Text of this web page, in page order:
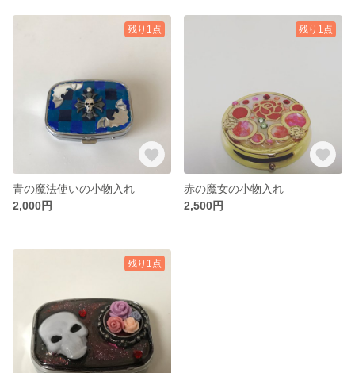
残り1点
青の魔法使いの小物入れ
2,000円
残り1点
赤の魔女の小物入れ
2,500円
残り1点